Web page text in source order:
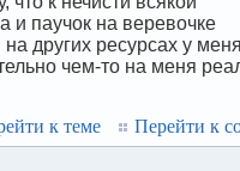
и паучок на веревочке
других ресурсах у
чем-то на меня
к теме
Перейти к